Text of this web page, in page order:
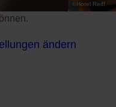
© Hotel Reiff
ändern